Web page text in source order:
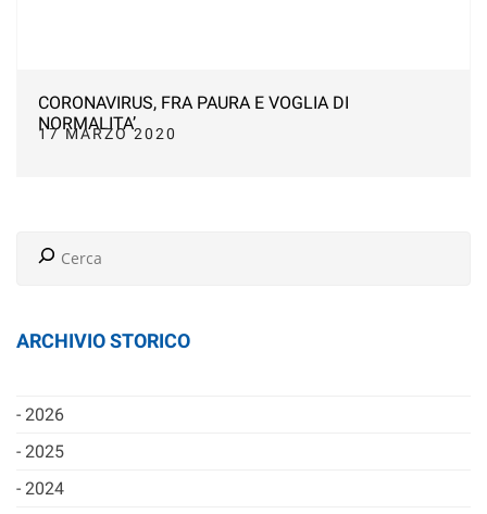
CORONAVIRUS, FRA PAURA E VOGLIA DI
NORMALITA’
17 MARZO 2020
ARCHIVIO STORICO
2026
2025
2024